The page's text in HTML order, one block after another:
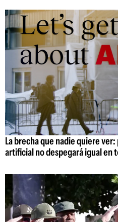
La brecha que nadie quiere
artificial no despegará igual en